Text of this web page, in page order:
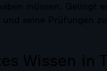
müssen. Gelingt
und seine Prüfungen
Wissen in